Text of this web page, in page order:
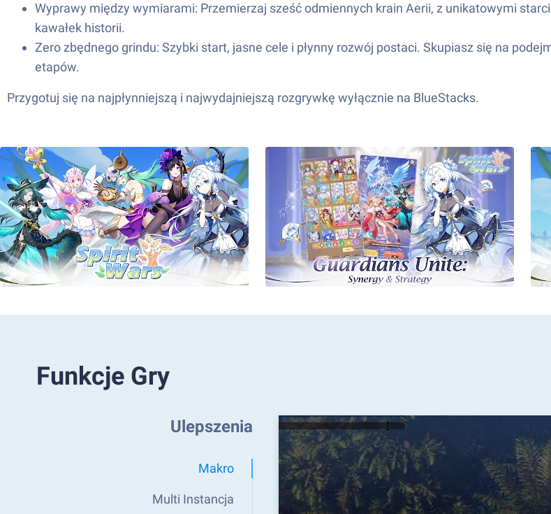
Wyprawy między wymiarami: Przemierzaj sześć odmiennych krain Aerii, z unikatowymi
kawałek historii.
Zero zbędnego grindu: Szybki start, jasne cele i płynny rozwój postaci. Skupiasz się na
etapów.
Przygotuj się na najpłynniejszą i najwydajniejszą rozgrywkę wyłącznie na BlueStacks.
Funkcje Gry
Ulepszenia
Makro
Multi Instancja